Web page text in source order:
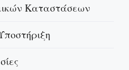
Καταστάσεων